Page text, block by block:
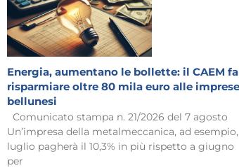
Energia, aumentano le bollette: il CAEM fa
risparmiare oltre 80 mila euro alle imprese
bellunesi
Comunicato stampa n. 21/2026 del 7 agosto
Un’impresa della metalmeccanica, ad
luglio pagherà il 10,3% in più rispetto a giugno
per